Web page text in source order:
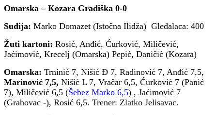
Omarska – Kozara Gradiška 0-0
Sudija: Marko Domazet (Istočna Ilidža) Gledalaca: 400
Žuti kartoni: Rosić, Anđić, Ćurković, Miličević,
Jaćimović, Krecelj (Omarska) Pepić, Daničić (Kozara)
Omarska: Trninić 7, Nišić Đ 7, Radinović 7, Anđić 7,5,
Marinović 7,5, Nišić L 7, Vračar 6,5, Ćurković 7 (Panić
7), Miličević 6,5 (Šebez Marko 6,5) , Jaćimović 7
(Grahovac -), Rosić 6,5. Trener: Zlatko Jelisavac.